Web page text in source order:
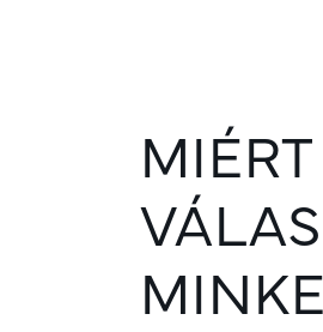
MIÉRT